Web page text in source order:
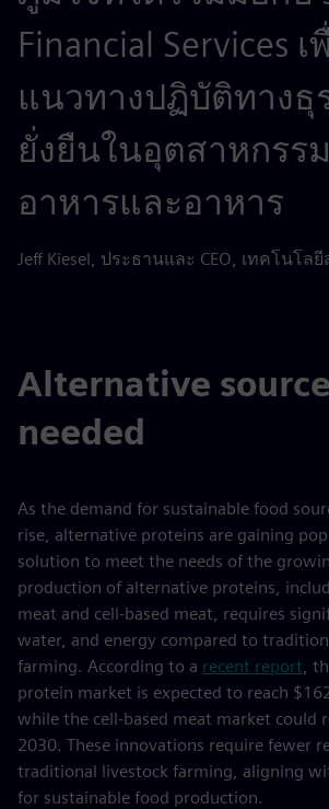
Financial Services
แนวทางปฏิบัติทางธุ
ยั่งยืนในอุตสาหกรร
อาหารและอาหาร
Jeff Kiesel, ประธานและ CEO, เทคโนโล
Alternative
needed
As the demand for sustainable food
rise, alternative proteins are gaining
solution to meet the needs of the
production of alternative proteins,
meat and cell-based meat, requires
water, and energy compared to
farming. According to a recent report,
protein market is expected to reach
while the cell-based meat market could
2030. These innovations require fewer
traditional livestock farming, aligning
for sustainable food production.